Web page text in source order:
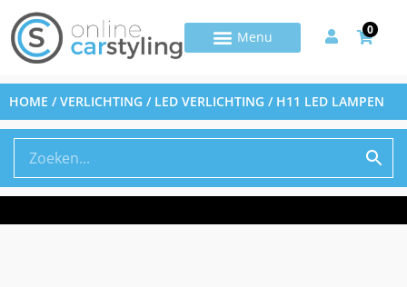
0
HOME /VERLICHTING / LED VERLICHTING / H11 LED LAMPEN